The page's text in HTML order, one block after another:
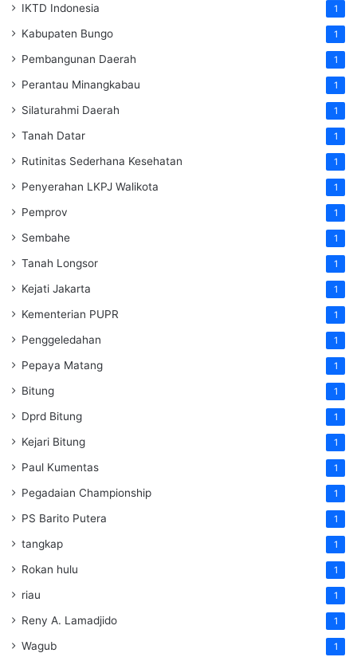
IKTD Indonesia 1
Kabupaten Bungo 1
Pembangunan Daerah 1
Perantau Minangkabau 1
Silaturahmi Daerah 1
Tanah Datar 1
Rutinitas Sederhana Kesehatan 1
Penyerahan LKPJ Walikota 1
Pemprov 1
Sembahe 1
Tanah Longsor 1
Kejati Jakarta 1
Kementerian PUPR 1
Penggeledahan 1
Pepaya Matang 1
Bitung 1
Dprd Bitung 1
Kejari Bitung 1
Paul Kumentas 1
Pegadaian Championship 1
PS Barito Putera 1
tangkap 1
Rokan hulu 1
riau 1
Reny A. Lamadjido 1
Wagub 1